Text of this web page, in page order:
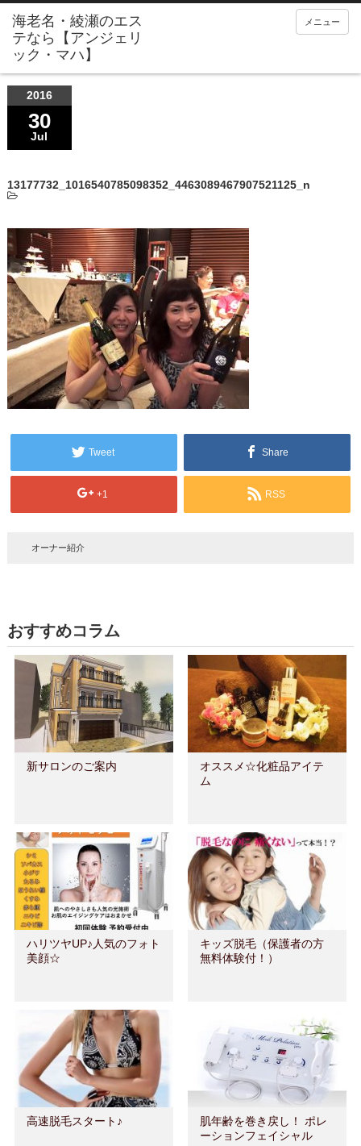
メニュー
2016
30
Jul
13177732_1016540785098352_4463089467907521125_n
Tweet Share
+1 RSS
オーナー紹介
おすすめコラム
新サロンのご案内
オススメ☆化粧品アイテ
ム
ハリツヤUP♪人気のフォト
美顔☆
キッズ脱毛（保護者の方
無料体験付！）
高速脱毛スタート♪
肌年齢を巻き戻し！ ポレ
ーションフェイシャル